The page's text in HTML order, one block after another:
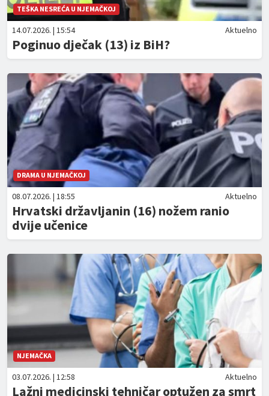
TEŠKA NESREĆA U NJEMAČKOJ
14.07.2026. | 15:54 Aktuelno
Poginuo dječak (13) iz BiH?
DRAMA U NJEMAČKOJ
08.07.2026. | 18:55 Aktuelno
Hrvatski državljanin (16) nožem ranio
dvije učenice
NJEMAČKA
03.07.2026. | 12:58 Aktuelno
Lažni medicinski tehničar optužen za smrt